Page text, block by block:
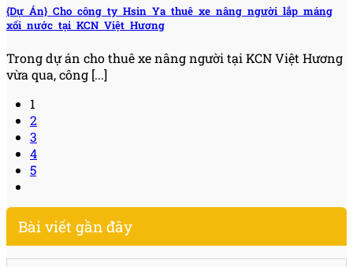
{Dự Án} Cho công ty Hsin Ya thuê xe nâng người lắp máng
xối nước tại KCN Việt Hương
Trong dự án cho thuê xe nâng người tại KCN Việt Hương
vừa qua, công [...]
1
2
3
4
5
Bài viết gần đây